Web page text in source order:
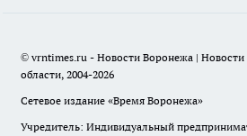
© vrntimes.ru - Новости Воронежа |
области, 2004-2026
Сетевое издание «Время Воронежа»
Учредитель: Индивидуальный